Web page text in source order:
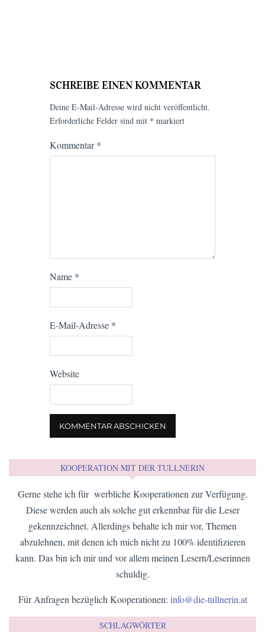
SCHREIBE EINEN KOMMENTAR
Deine E-Mail-Adresse wird nicht veröffentlicht.
Erforderliche Felder sind mit * markiert
Kommentar*
Name *
E-Mail-Adresse *
Website
KOOPERATION MIT DER TULLNERIN
Gerne stehe ich für werbliche Kooperationen zur Verfügung.
Diese werden auch als solche gut erkennbar für die Leser
gekennzeichnet. Allerdings behalte ich mir vor, Themen
abzulehnen, mit denen ich mich nicht zu 100% identifizieren
kann. Das bin ich mir und vor allem meinen Lesern/Leserinnen
schuldig.
Für Anfragen bezüglich Kooperationen: info@die-tullnerin.at
SCHLAGWÖRTER